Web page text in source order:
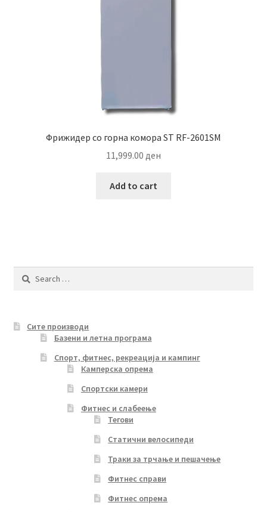
Фрижидер со горна комора ST RF-2601SM
11,999.00 ден
Add to cart
Search
Сите производи
Базени и летна програма
Спорт, фитнес, рекреација и кампинг
Камперска опрема
Спортски камери
Фитнес и слабеење
Тегови
Статични велосипеди
Траки за трчање и пешачење
Фитнес справи
Фитнес опрема